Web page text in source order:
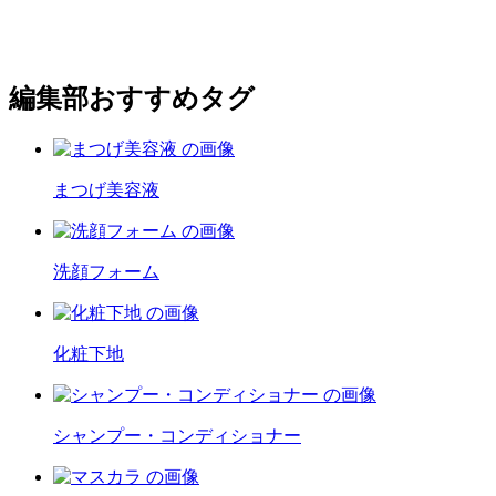
編集部おすすめタグ
まつげ美容液
洗顔フォーム
化粧下地
シャンプー・コンディショナー